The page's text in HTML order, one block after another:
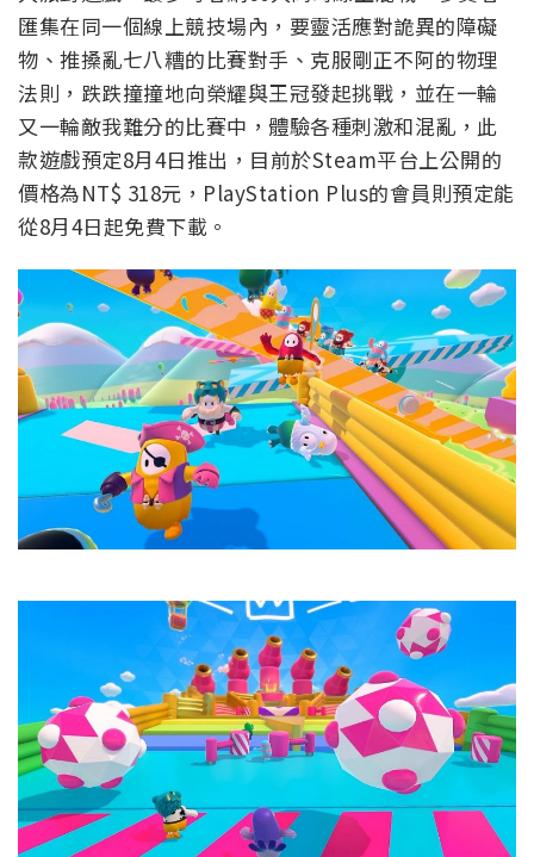
匯集在同一個線上競技場內，要靈活應對詭異的障礙
物、推搡亂七八糟的比賽對手、克服剛正不阿的物理
法則，跌跌撞撞地向榮耀與王冠發起挑戰，並在一輪
又一輪敵我難分的比賽中，體驗各種刺激和混亂，此
款遊戲預定8月4日推出，目前於Steam平台上公開的
價格為NT$ 318元，PlayStation Plus的會員則預定能
從8月4日起免費下載。